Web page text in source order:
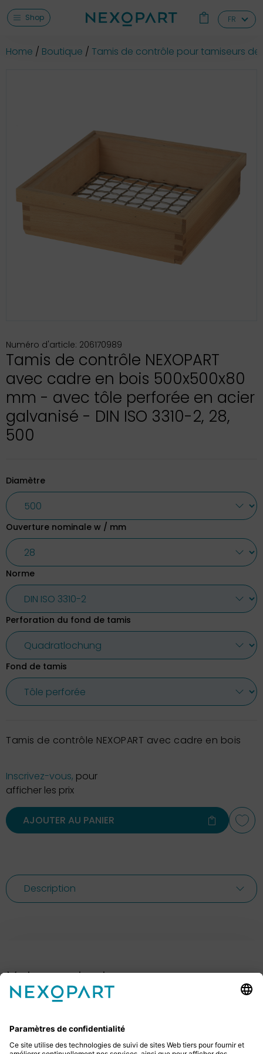
Shop FR
Home Boutique Tamis de contrôle pour tamiseurs
Numéro d'article: 206170989
Tamis de contrôle NEXOPART
avec cadre en bois 500x500x80
mm - avec tôle perforée en acier
galvanisé - DIN ISO 3310-2, 28,
500
Diamètre
Ouverture nominale w / mm
Norme
Perforation du fond de tamis
Fond de tamis
Tamis de contrôle NEXOPART avec cadre en bois
Inscrivez-vous, pour
afficher les prix
AJOUTER AU PANIER
Description
Votre contact avec nous.
Avez-vous des questions ? Alors sil vous plaît
+49 2522 59084 0
sales@nexopart.com